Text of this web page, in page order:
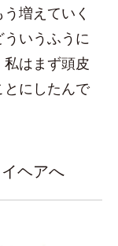
増えていく
いうふうに
私はまず頭皮
とにしたんで
ヘアへ